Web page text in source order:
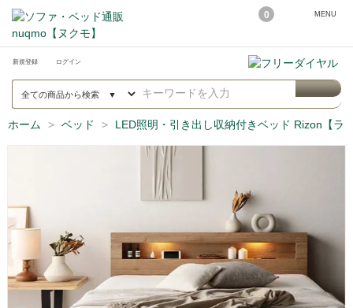
0 MENU
新規登録 ログイン
ホーム ベッド LED照明・引き出し収納付きベッド Rizon【ラ